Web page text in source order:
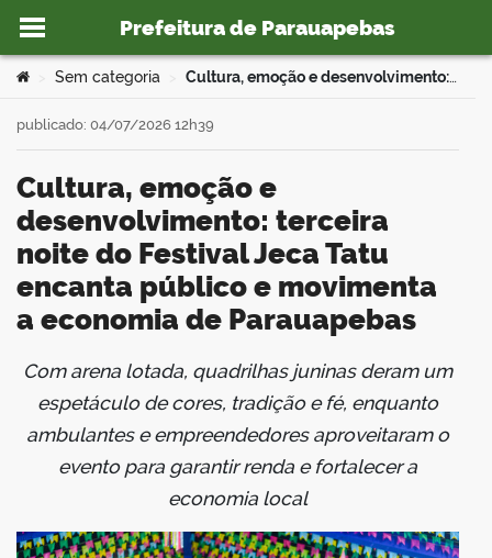
Ir para o conteúdo
Prefeitura de Parauapebas
portal
Você está aqui:
Sem categoria Cultura, emoção e desenvolvimento: terceira noite do Festival Jeca Tatu encanta público e movimenta a economia de Parauapebas
Cultura, emoção e
desenvolvimento: terceira
noite do Festival Jeca Tatu
encanta público e movimenta
a economia de Parauapebas
publicado: 04/07/2026 12h39
Com arena lotada, quadrilhas juninas deram um
espetáculo de cores, tradição e fé, enquanto
ambulantes e empreendedores aproveitaram o
evento para garantir renda e fortalecer a
economia local